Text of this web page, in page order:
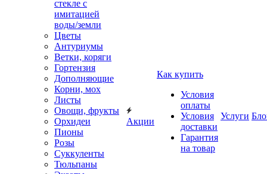
стекле с
имитацией
воды/земли
Цветы
Антуриумы
Ветки, коряги
Гортензия
Дополняющие
Корни, мох
Листы
Овощи, фрукты
Орхидеи
Пионы
Розы
Суккуленты
Тюльпаны
Акции
Как купить
Условия
оплаты
Условия
доставки
Гарантия
на товар
Услуги